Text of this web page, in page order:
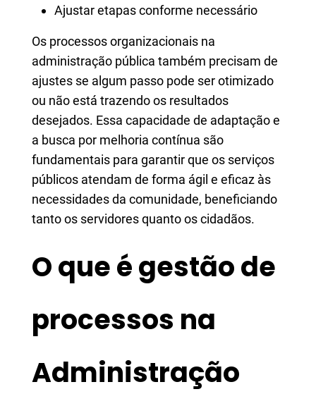
Ajustar etapas conforme necessário
Os processos organizacionais na
administração pública também precisam de
ajustes se algum passo pode ser otimizado
ou não está trazendo os resultados
desejados. Essa capacidade de adaptação e
a busca por melhoria contínua são
fundamentais para garantir que os serviços
públicos atendam de forma ágil e eficaz às
necessidades da comunidade, beneficiando
tanto os servidores quanto os cidadãos.
O que é gestão de
processos na
Administração